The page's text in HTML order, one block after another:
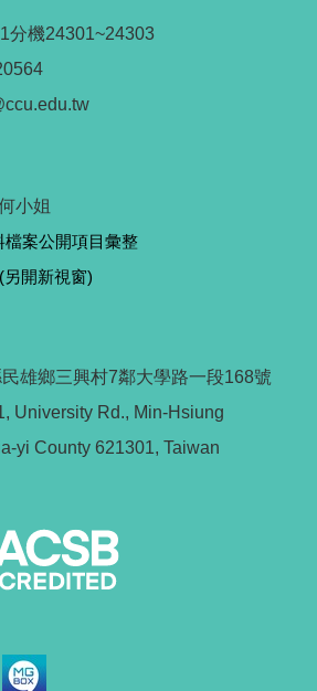
分機24301~24303
小姐
案公開項目彙整
開新視窗)
雄鄉三興村7鄰大學路一段168號
University Rd., Min-Hsiung
yi County 621301, Taiwan